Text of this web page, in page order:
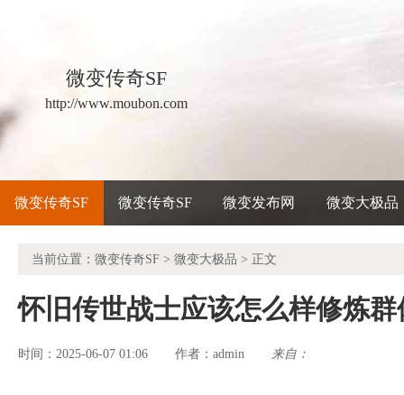
微变传奇SF
http://www.moubon.com
微变传奇SF 微变传奇SF 微变发布网 微变大极品
当前位置： 微变传奇SF > 微变大极品 > 正文
怀旧传世战士应该怎么样修炼
时间：2025-06-07 01:06 作者： admin 来自：